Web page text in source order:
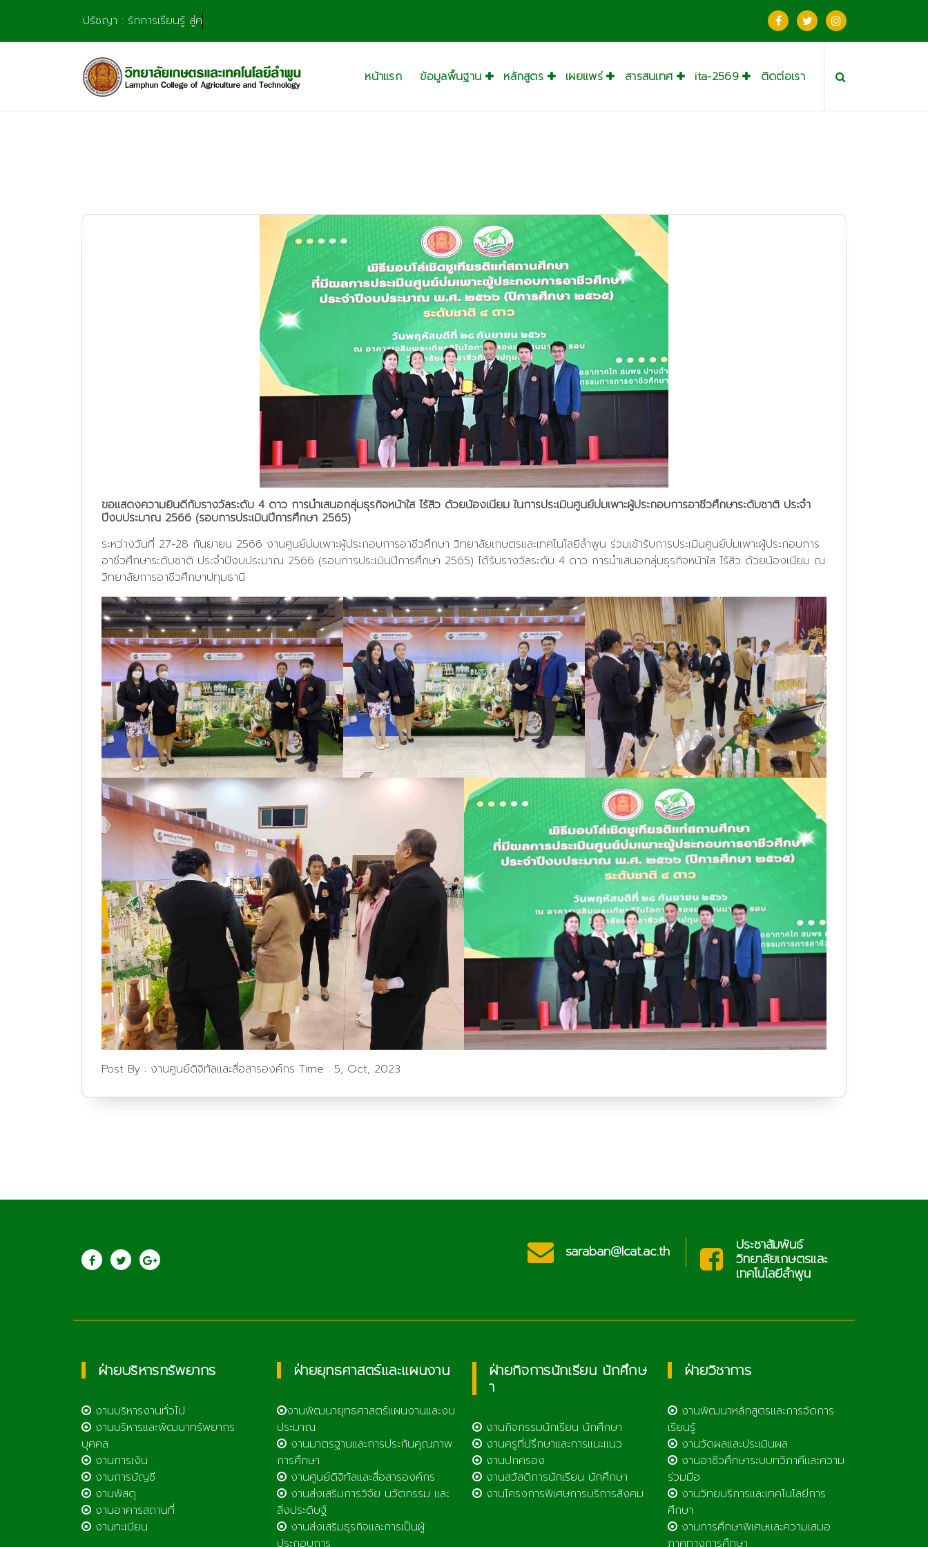
content
ปรัชญา : รักการเรียนรู้ สู่ความชำน
หน้าแรก ข้อมูลพื้นฐาน หลักสูตร เผยแพร่ สารสนเทศ ita-2569 ติดต่อเรา
ขอแสดงความยินดีกับรางวัลระดับ 4 ดาว การนำเสนอกลุ่มธุรกิจหน้าใส ไร้สิว ด้วยน้องเนียม ในการประเมินศูนย์บ่มเพาะผู้ประกอบการอาชีวศึกษาระดับชาติ ประจำ
ปีงบประมาณ 2566 (รอบการประเมินปีการศึกษา 2565)
ระหว่างวันที่ 27-28 กันยายน 2566 งานศูนย์บ่มเพาะผู้ประกอบการอาชีวศึกษา วิทยาลัยเกษตรและเทคโนโลยีลำพูน ร่วมเข้ารับการประเมินศูนย์บ่มเพาะผู้ประกอบการ
อาชีวศึกษาระดับชาติ ประจำปีงบประมาณ 2566 (รอบการประเมินปีการศึกษา 2565) ได้รับรางวัลระดับ 4 ดาว การนำเสนอกลุ่มธุรกิจหน้าใส ไร้สิว ด้วยน้องเนียม ณ
วิทยาลัยการอาชีวศึกษาปทุมธานี
Post By : งานศูนย์ดิจิทัลและสื่อสารองค์กร Time : 5, Oct, 2023
ประชาสัมพันธ์
วิทยาลัยเกษตรและ
เทคโนโลยีลำพูน
saraban@lcat.ac.th ประชาสัมพันธ์
วิทยาลัยเกษตรและ
เทคโนโลยีลำพูน
ฝ่ายบริหารทรัพยากร
งานบริหารงานทั่วไป
งานบริหารและพัฒนาทรัพยากร
บุคคล
งานการเงิน
งานการบัญชี
งานพัสดุ
งานอาคารสถานที่
งานทะเบียน
ฝ่ายยุทธศาสตร์และแผนงาน
งานพัฒนายุทธศาสตร์แผนงานและงบ
ประมาณ
งานมาตรฐานและการประกันคุณภาพ
การศึกษา
งานศูนย์ดิจิทัลและสื่อสารองค์กร
งานส่งเสริมการวิจัย นวัตกรรม และ
สิ่งประดิษฐ์
งานส่งเสริมธุรกิจและการเป็นผู้
ฝ่ายกิจการนักเรียน นักศึกษ
า
งานกิจกรรมนักเรียน นักศึกษา
งานครูที่ปรึกษาและการแนะแนว
งานปกครอง
งานสวัสดิการนักเรียน นักศึกษา
งานโครงการพิเศษการบริการสังคม
ฝ่ายวิชาการ
งานพัฒนาหลักสูตรและการจัดการ
เรียนรู้
งานวัดผลและประเมินผล
งานอาชีวศึกษาระบบทวิภาคีและความ
ร่วมมือ
งานวิทยบริการและเทคโนโลยีการ
ศึกษา
งานการศึกษาพิเศษและความเสมอ